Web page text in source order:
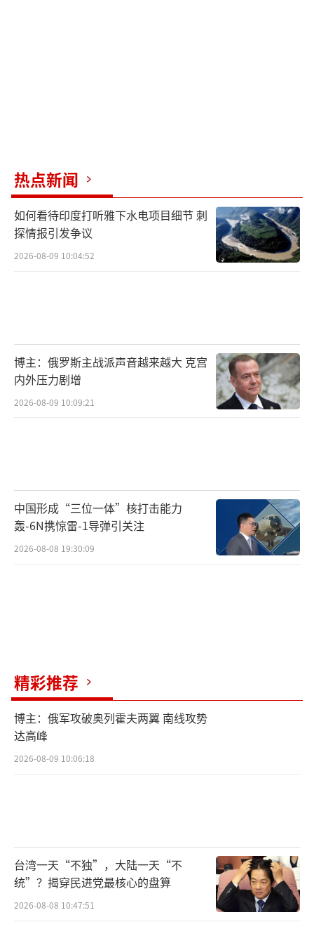
热点新闻
如何看待印度打听雅下水电项目细节 刺
探情报引发争议
2026-08-09 10:04:52
博主：俄罗斯主战派声音越来越大 克宫
内外压力剧增
2026-08-09 10:09:21
中国形成“三位一体”核打击能力
轰-6N携惊雷-1导弹引关注
2026-08-08 19:30:09
精彩推荐
博主：俄军攻破奥列霍夫两翼 南线攻势
达高峰
2026-08-09 10:06:18
台湾一天“不独”，大陆一天“不
统”？揭穿民进党最核心的盘算
2026-08-08 10:47:51